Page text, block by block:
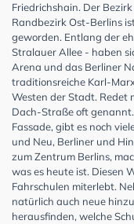
Friedrichshain. Der
Randbezirk Ost-Berlins
geworden. Entlang der
Stralauer Allee - haben
Arena und das Berliner
traditionsreiche Karl-
Westen der Stadt. Redet
Dach-Straße oft
Fassade, gibt es noch
und Neu, Berliner und
zum Zentrum Berlins,
was es heute ist. Diesen
Fahrschulen miterlebt.
natürlich auch neue
herausfinden, welche